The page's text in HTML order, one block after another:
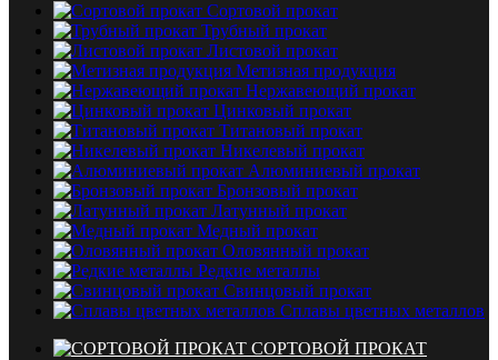
Сортовой прокат
Трубный прокат
Листовой прокат
Метизная продукция
Нержавеющий прокат
Цинковый прокат
Титановый прокат
Никелевый прокат
Алюминиевый прокат
Бронзовый прокат
Латунный прокат
Медный прокат
Оловянный прокат
Редкие металлы
Свинцовый прокат
Сплавы цветных металлов
СОРТОВОЙ ПРОКАТ